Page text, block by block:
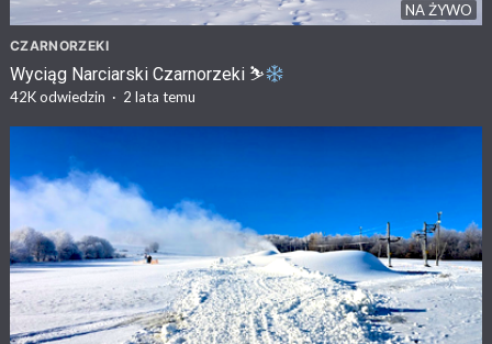
NA ŻYWO
CZARNORZEKI
Wyciąg Narciarski Czarnorzeki ⛷
42Kodwiedzin · 2 lata temu